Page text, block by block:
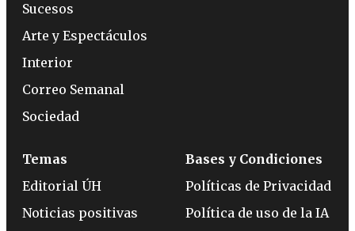
Sucesos
Arte y Espectáculos
Interior
Correo Semanal
Sociedad
Temas
Editorial ÚH
Noticias positivas
Bases y Condiciones
Políticas de Privacidad
Política de uso de la IA